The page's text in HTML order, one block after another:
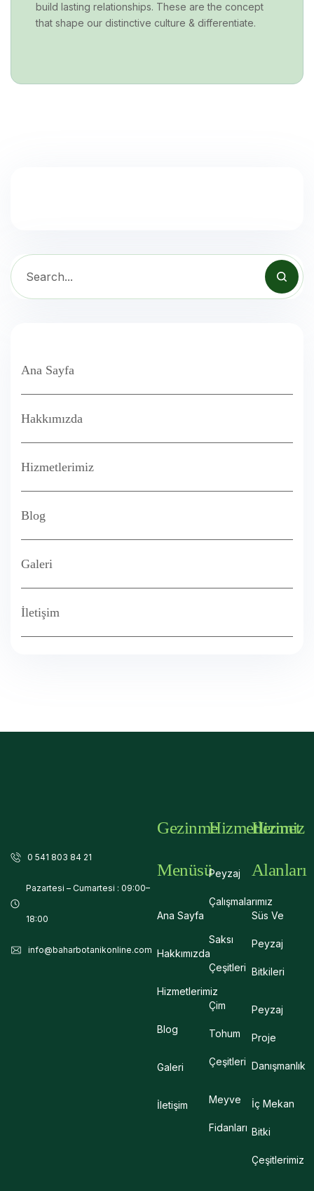
build lasting relationships. These are the concept
that shape our distinctive culture & differentiate.
Ana Sayfa
Hakkımızda
Hizmetlerimiz
Blog
Galeri
İletişim
0 541 803 84 21
Pazartesi – Cumartesi : 09:00–
18:00
info@baharbotanikonline.com
Gezinme
Menüsü
Ana Sayfa
Hakkımızda
Hizmetlerimiz
Blog
Galeri
İletişim
Hizmetlerimiz
Peyzaj
Çalışmalarımız
Saksı
Çeşitleri
Çim
Tohum
Çeşitleri
Meyve
Fidanları
Hizmet
Alanları
Süs Ve
Peyzaj
Bitkileri
Peyzaj
Proje
Danışmanlık
İç Mekan
Bitki
Çeşitlerimiz